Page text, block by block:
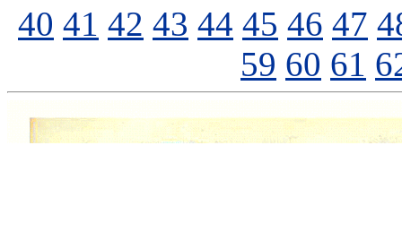
40 41 42 43 44 45 46 47
59 60 61